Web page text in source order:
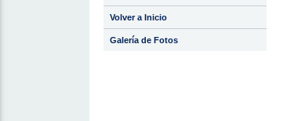
Volver a Inicio
Galería de Fotos